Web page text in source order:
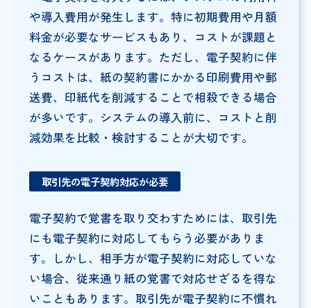
や導入費用が発生します。特に初期費用や月額
料金が必要なサービスもあり、コストが課題と
なるケースがあります。ただし、電子契約に伴
うコストは、紙の契約書にかかる印刷費用や郵
送費、印紙代を削減することで相殺できる場合
が多いです。システムの導入前に、コストと削
減効果を比較・検討することが大切です。
取引先の電子契約対応が必要
電子契約で覚書を取り交わすためには、取引先
にも電子契約に対応してもらう必要がありま
す。しかし、相手方が電子契約に対応していな
い場合、従来通り紙の覚書で対応せざるを得な
いこともあります。取引先が電子契約に不慣れ